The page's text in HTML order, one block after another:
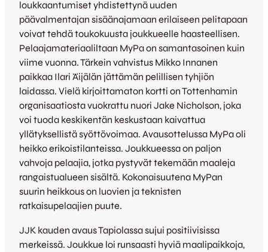
loukkaantumiset yhdistettynä uuden
päävalmentajan sisäänajamaan erilaiseen pelitapaan
voivat tehdä toukokuusta joukkueelle haasteellisen.
Pelaajamateriaaliltaan MyPa on samantasoinen kuin
viime vuonna. Tärkein vahvistus Mikko Innanen
paikkaa Ilari Äijälän jättämän pelillisen tyhjiön
laidassa. Vielä kirjoittamaton kortti on Tottenhamin
organisaatiosta vuokrattu nuori Jake Nicholson, joka
voi tuoda keskikentän keskustaan kaivattua
yllätyksellistä syöttövoimaa. Avausottelussa MyPa oli
heikko erikoistilanteissa. Joukkueessa on paljon
vahvoja pelaajia, jotka pystyvät tekemään maaleja
rangaistualueen sisältä. Kokonaisuutena MyPan
suurin heikkous on luovien ja teknisten
ratkaisupelaajien puute.
JJK kauden avaus Tapiolassa sujui positiivisissa
merkeissä. Joukkue loi runsaasti hyviä maalipaikkoja,